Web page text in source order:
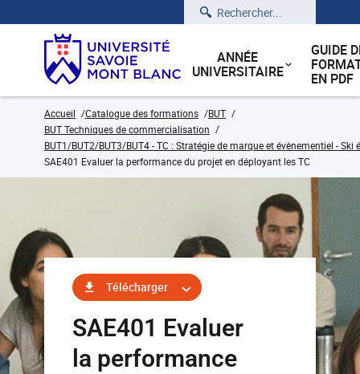
Rechercher
ANNÉE
UNIVERSITAIRE
GUIDE
EN PDF
Accueil Catalogue des formations
BUT
BUT Techniques de commercialisation
BUT1/BUT2/BUT3/BUT4 - TC : Stratégie de marque et évènementiel - Ski
SAE401 Evaluer la performance du projet en déployant les TC
Télécharger
SAE401 Evaluer
la performance